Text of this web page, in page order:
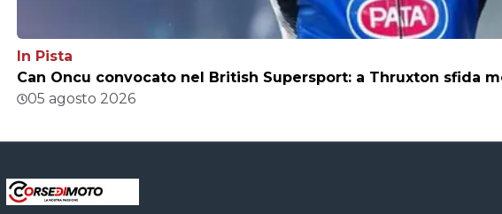
In Pista
Can Oncu convocato nel British Supersport: a Thruxton sfida
05 agosto 2026